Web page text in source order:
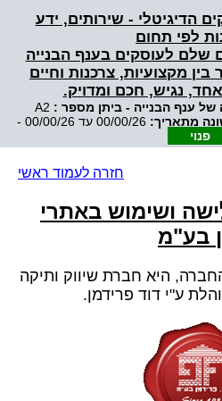
הדיגיטלי - שירותים, ידע
לפי תחום
לעוסקים בענף הבנייה
מקצועיות, צרכנות וחיים
נגיש, חכם ומדויק.
ענף הבנייה - ביתן מספר :
מתאריך: 00/00/26 עד 00/00/26 -
פנוי
חזרה לעמוד ראשי
ושימוש באתרי
בע"מ
היא חברת שיווק ותיקה